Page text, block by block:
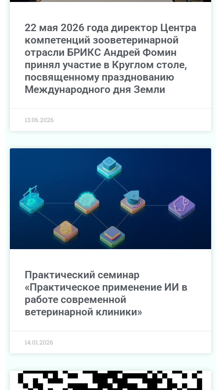
22 мая 2026 года директор Центра
компетенций зооветеринарной
отрасли БРИКС Андрей Фомин
принял участие в Круглом столе,
посвященному празднованию
Международного дня Земли
13.06.2026
Практический семинар
«Практическое применение ИИ в
работе современной
ветеринарной клиники»
14.01.2026